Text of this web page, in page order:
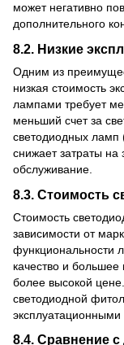
может негативно
дополнительного
8.2. Низкие
Одним из
низкая стоимость
лампами требует
меньший счет за
светодиодных ламп
снижает затраты на
обслуживание.
8.3. Стоимость
Стоимость
зависимости от
функциональности
качество и большее
более высокой
светодиодной
8.4. Сравнение